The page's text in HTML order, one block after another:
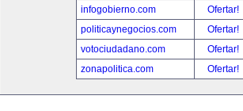
infogobierno.com
Ofertar!
politicaynegocios.com
Ofertar!
votociudadano.com
Ofertar!
zonapolitica.com
Ofertar!